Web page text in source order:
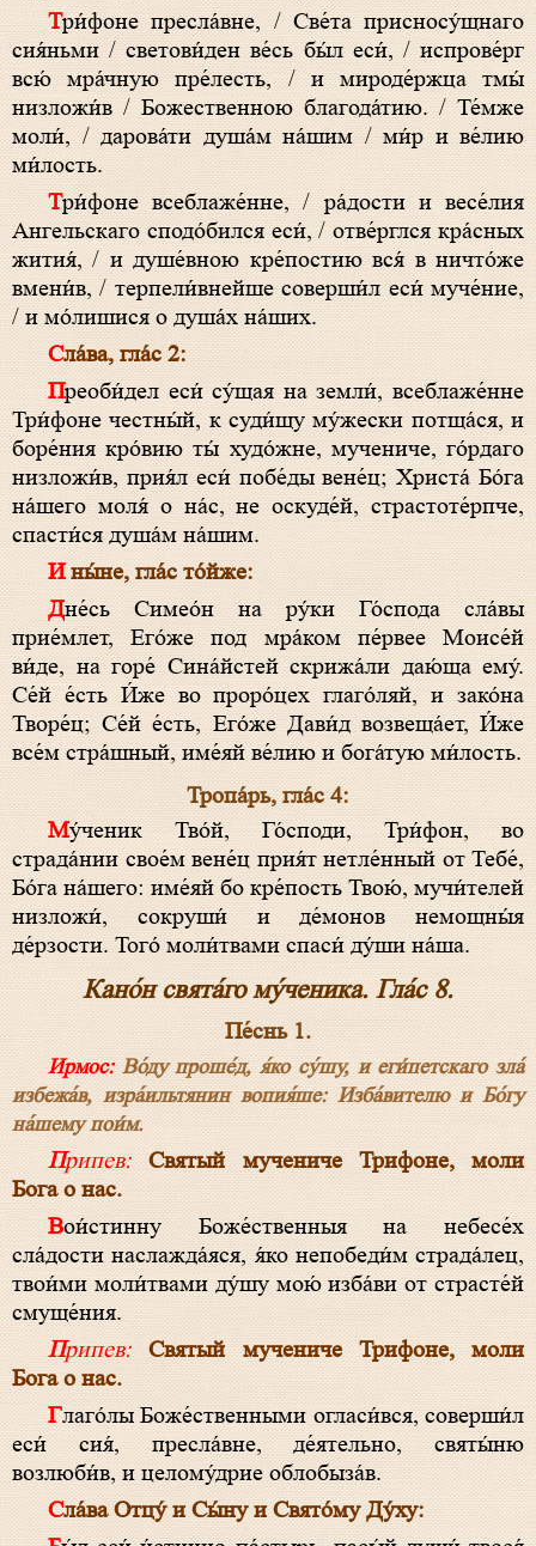
Три́фоне пресла́вне, / Све́та присносу́щнаго
сия́ньми / светови́ден ве́сь бы́л еси́, / испрове́рг
всю́ мра́чную пре́лесть, / и мироде́ржца тмы́
низложи́в / Божеcтвенною благода́тию. / Те́мже
моли́, / дарова́ти душа́м на́шим / ми́р и ве́лию
ми́лость.
Три́фоне всеблаже́нне, / ра́дости и весе́лия
Ангельскаго сподо́бился еси́, / отве́рглся кра́сных
жития́, / и душе́вною кре́постию вся́ в ничто́же
вмени́в, / терпели́внейше соверши́л еси́ муче́ние,
/ и мо́лишися о душа́х на́ших.
Сла́ва, гла́с 2:
Преоби́дел еси́ су́щая на земли́, всеблаже́нне
Три́фоне честны́й, к суди́щу му́жески потща́ся, и
боре́ния кро́вию ты́ худо́жне, мучениче, го́рдаго
низложи́в, прия́л еси́ побе́ды вене́ц; Христа́ Бо́га
на́шего моля́ о на́с, не оскуде́й, страстоте́рпче,
спасти́ся душа́м на́шим.
И ны́не, гла́с то́йже:
Дне́сь Симео́н на ру́ки Го́спода сла́вы
прие́млет, Его́же под мра́ком пе́рвее Моисе́й
ви́де, на горе́ Сина́йстей скрижа́ли даю́ща ему́.
Се́й е́сть И́же во проро́цех глаго́ляй, и зако́на
Творе́ц; Се́й е́сть, Его́же Дави́д возвеща́ет, И́же
все́м стра́шный, име́яй ве́лию и бога́тую ми́лоcть.
Тропа́рь, гла́с 4:
Му́ченик Тво́й, Го́споди, Три́фон, во
страда́нии свое́м вене́ц прия́т нетле́нный от Тебе́,
Бо́га на́шего: име́яй бо кре́пость Твою́, мучи́телей
низложи́, сокруши́ и де́монов немощны́я
де́рзости. Того́ моли́твами спаси́ ду́ши на́ша.
Кано́н свята́го му́ченика. Гла́с 8.
Пе́снь 1.
Ирмос:Во́ду проше́д, я́ко су́шу, и еги́петскаго зла́
избежа́в, изра́ильтянин вопия́ше: Изба́вителю и Бо́гу
на́шему пои́м.
Припев:
Святый мучениче Трифоне, моли
Бога о нас.
Вои́стинну Боже́ственныя на небесе́х
сла́дости наслажда́яся, я́ко непобеди́м страда́лец,
твои́ми моли́твами ду́шу мою́ изба́ви от страсте́й
смуще́ния.
Припев:
Святый мучениче Трифоне, моли
Бога о нас.
Глаго́лы Боже́ственными огласи́вся, соверши́л
еси́ сия́, пресла́вне, де́ятельно, святы́ню
возлюби́в, и целому́дрие облобыза́в.
Сла́ва Отцу́ и Сы́ну и Свято́му Ду́ху: